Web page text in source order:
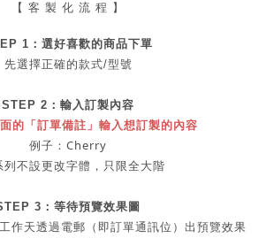
【 客 製 化 流 程 】
1： 選好喜歡的商品下單
先選擇正確的款式/型號
STEP 2： 輸入訂製內容
的「訂單備註」輸入想訂製的內容
例子：Cherry
不設更改字體， 只限全大階
3：等待預覽效果圖
作天透過電郵（即訂單通訊位）出預覽效果